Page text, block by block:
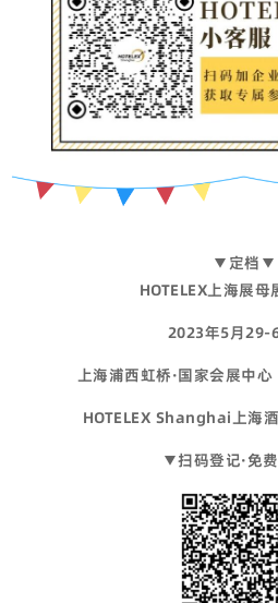
▼定档▼
HOTELEX上海展母
2023年5月29-
上海浦西虹桥·国家会展中心
HOTELEX Shanghai上海
▼扫码登记·免